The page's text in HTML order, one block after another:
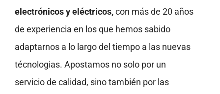
electrónicos y eléctricos,con más de 20 años
de experiencia en los que hemos sabido
adaptarnos a lo largo del tiempo a las nuevas
técnologias. Apostamos no solo por un
servicio de calidad, sino también por las